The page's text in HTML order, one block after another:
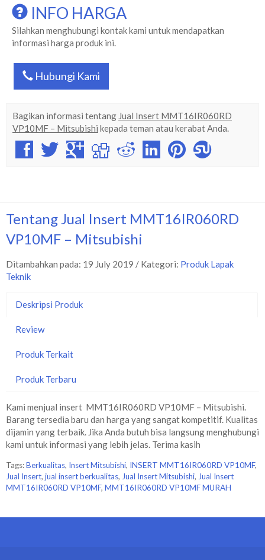
INFO HARGA
Silahkan menghubungi kontak kami untuk mendapatkan
informasi harga produk ini.
Hubungi Kami
Bagikan informasi tentang Jual Insert MMT16IR060RD
VP10MF – Mitsubishi kepada teman atau kerabat Anda.
Tentang Jual Insert MMT16IR060RD
VP10MF – Mitsubishi
Ditambahkan pada: 19 July 2019 / Kategori: Produk Lapak
Teknik
Deskripsi Produk
Review
Produk Terkait
Produk Terbaru
Kami menjual insert MMT16IR060RD VP10MF – Mitsubishi.
Barang tersedia baru dan harga yang sangat kompetitif. Kualitas
dijamin yang terbaik. Jika Anda butuh bisa langsung menghubungi
kami untuk informasi yang lebih jelas. Terima kasih
Tags:Berkualitas, Insert Mitsubishi, INSERT MMT16IR060RD VP10MF,
Jual Insert, jual insert berkualitas, Jual Insert Mitsubishi, Jual Insert
MMT16IR060RD VP10MF, MMT16IR060RD VP10MF MURAH